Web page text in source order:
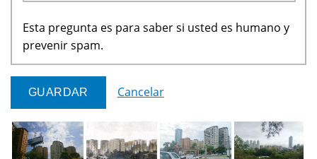
Esta pregunta es para saber si usted es humano y
prevenir spam.
Cancelar